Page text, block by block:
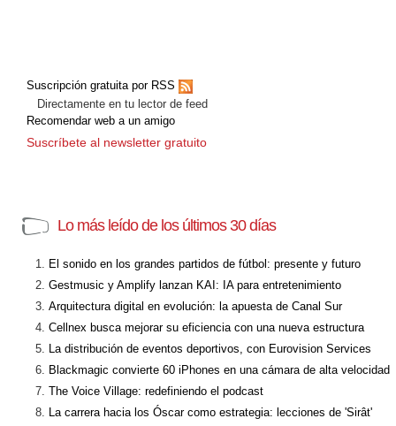
Suscripción gratuita por RSS
Directamente en tu lector de feed
Recomendar web a un amigo
Suscríbete al newsletter gratuito
Lo más leído de los últimos 30 días
El sonido en los grandes partidos de fútbol: presente y futuro
Gestmusic y Amplify lanzan KAI: IA para entretenimiento
Arquitectura digital en evolución: la apuesta de Canal Sur
Cellnex busca mejorar su eficiencia con una nueva estructura
La distribución de eventos deportivos, con Eurovision Services
Blackmagic convierte 60 iPhones en una cámara de alta velocidad
The Voice Village: redefiniendo el podcast
La carrera hacia los Óscar como estrategia: lecciones de 'Sirât'